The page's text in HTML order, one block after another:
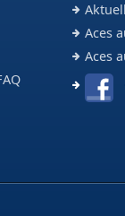
Aces
Aces